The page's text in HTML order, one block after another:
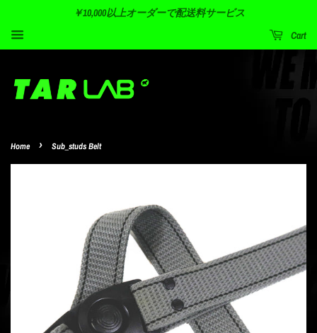
￥10,000以上オーダーで配送料サービス
Cart
Home › Sub_studs Belt